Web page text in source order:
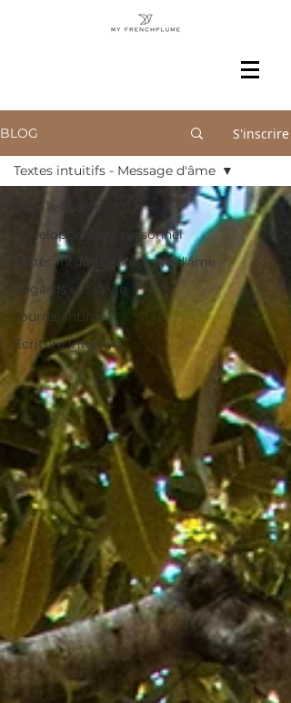
BLOG S'inscrire
Tous les posts
Développement personnel
Textes intuitifs - Message d'âme
Regards sur la vie
Journal intime
Ecriture Intuitive
Textes intuitifs - Message d'âme